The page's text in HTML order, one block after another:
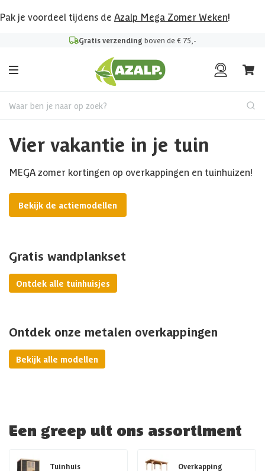
Pak je voordeel tijdens de Azalp Mega Zomer Weken!
Gratis verzending boven de € 75,-
Waar ben je naar op zoek?
Vier vakantie in je tuin
MEGA zomer kortingen op overkappingen en tuinhuizen!
Bekijk de actiemodellen
Gratis wandplankset
Ontdek alle tuinhuisjes
Ontdek onze metalen overkappingen
Bekijk alle modellen
Een greep uit ons assortiment
Tuinhuis Overkapping